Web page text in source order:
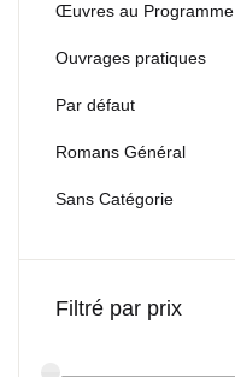
Œuvres au Programme
Ouvrages pratiques
Par défaut
Romans Général
Sans Catégorie
Filtré par prix